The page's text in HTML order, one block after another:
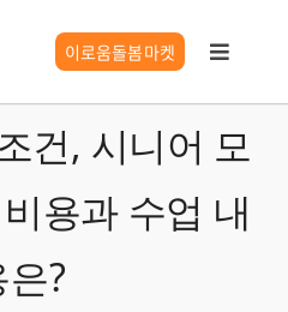
이로움돌봄마켓
Toggle
건, 시니어 모
용과 수업 내
은?